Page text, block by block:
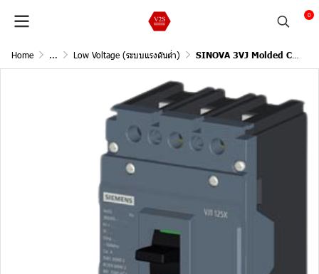
0
Home ... Low Voltage (ระบบแรงดันต่ำ) SINOVA 3VJ Molded Case Circuit Breakers / 3Pole, 25kA@415V AC, 50/60Hz (Current In 125A)